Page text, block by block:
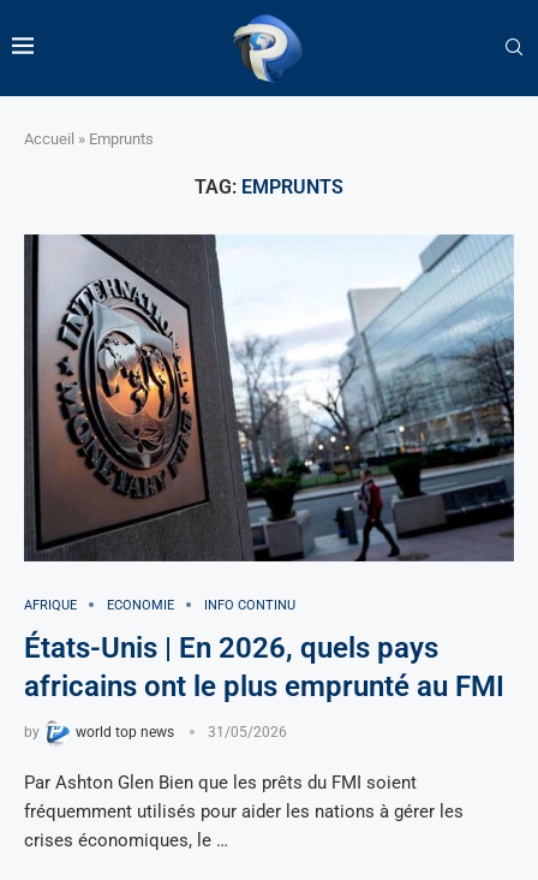
Accueil » Emprunts
TAG: EMPRUNTS
AFRIQUE ECONOMIE INFO CONTINU
États-Unis | En 2026, quels pays
africains ont le plus emprunté au FMI
by world top news 31/05/2026
Par Ashton Glen Bien que les prêts du FMI soient
fréquemment utilisés pour aider les nations à gérer les
crises économiques, le …